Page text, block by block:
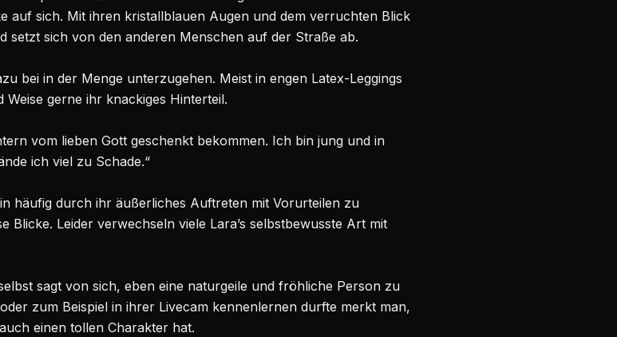
auf sich. Mit ihren kristallblauen Augen und dem verruchten Blick
setzt sich von den anderen Menschen auf der Straße ab.
bei in der Menge unterzugehen. Meist in engen Latex-Leggings
gerne ihr knackiges Hinterteil.
vom lieben Gott geschenkt bekommen. Ich bin jung und in
ich viel zu Schade.“
häufig durch ihr äußerliches Auftreten mit Vorurteilen zu
Blicke. Leider verwechseln viele Lara’s selbstbewusste Art mit
sagt von sich, eben eine naturgeile und fröhliche Person zu
zum Beispiel in ihrer Livecam kennenlernen durfte merkt man,
einen tollen Charakter hat.